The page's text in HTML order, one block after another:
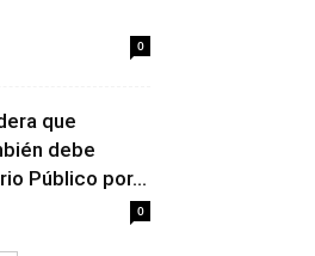
0
que
debe
Público por...
0